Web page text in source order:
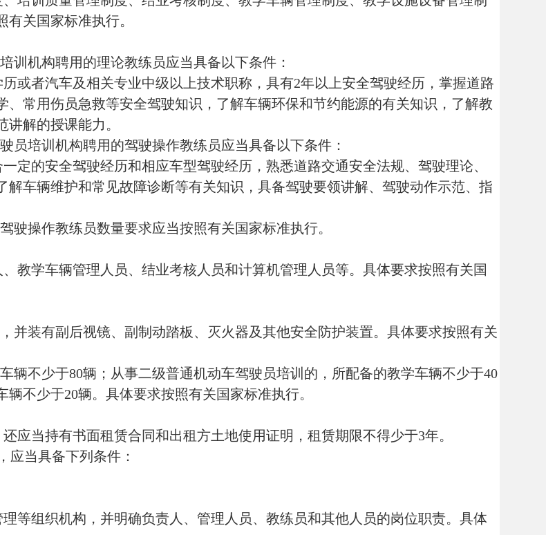
全驾驶经历和相应车型驾驶经历，熟悉道路交通安全法规、驾驶理论、
护和常见故障诊断等有关知识，具备驾驶要领讲解、驾驶动作示范、指
教练员数量要求应当按照有关国家标准执行。
管理人员、结业考核人员和计算机管理人员等。具体要求按照有关国
后视镜、副制动踏板、灭火器及其他安全防护装置。具体要求按照有关
80辆；从事二级普通机动车驾驶员培训的，所配备的教学车辆不少于40
20辆。具体要求按照有关国家标准执行。
书面租赁合同和出租方土地使用证明，租赁期限不得少于
下列条件：
构，并明确负责人、管理人员、教练员和其他人员的岗位职责。具体
量管理制度、教学车辆管理制度、教学设施设备管理制度、教练场地管
大型客车、城市公交车、中型客车、小型汽车、小型自动挡汽车等五种
车型中至少一种车型的教学车辆。
牵引挂车、大型货车等两种车型中至少一种车型的教学车辆。
。教学车辆具体要求按照有关国家标准执行。
当持有机动车驾驶证，具有汽车及相关专业大专以上学历或者汽车及相